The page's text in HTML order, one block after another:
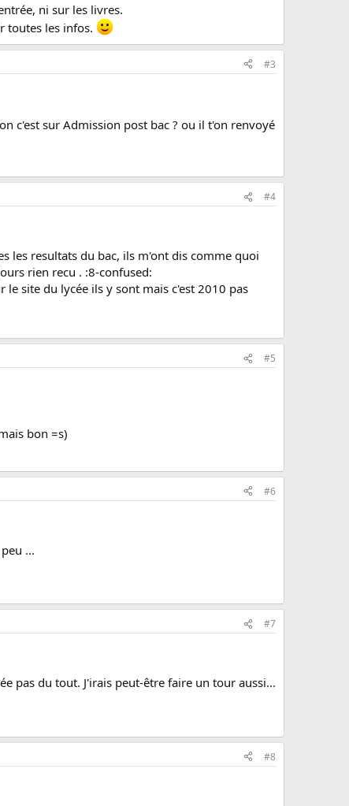
ni sur les livres.
toutes les infos.
#3
c'est sur Admission post bac ? ou il t'on renvoyé
#4
les resultats du bac, ils m'ont dis comme quoi
rien recu . :8-confused:
site du lycée ils y sont mais c'est 2010 pas
#5
bon =s)
#6
...
#7
pas du tout. J'irais peut-être faire un tour aussi...
#8